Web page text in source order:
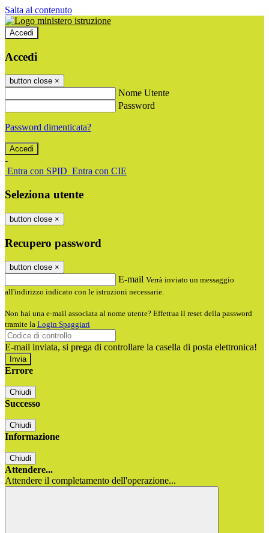
Salta al contenuto
Accedi
Accedi
button close ×
Nome Utente
Password
Password dimenticata?
-
Entra con SPID Entra con CIE
Seleziona utente
button close ×
Recupero password
button close ×
E-mail Verrà inviato un messaggio
all'indirizzo indicato con le istruzioni necessarie.
Non hai una e-mail associata al nome utente? Effettua il reset della password
tramite la Login Spaggiari
E-mail inviata, si prega di controllare la casella di posta elettronica!
Errore
Chiudi
Successo
Chiudi
Informazione
Chiudi
Attendere...
Attendere il completamento dell'operazione...